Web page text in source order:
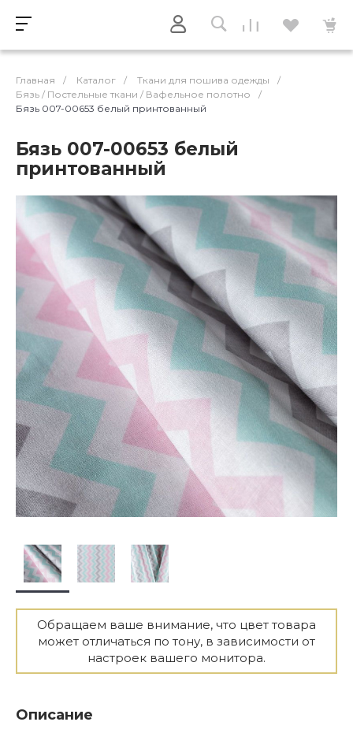
Главная / Каталог / Ткани для пошива одежды
/
Бязь / Постельные ткани / Вафельное полотно
/
Бязь 007-00653 белый принтованный
Бязь 007-00653 белый
принтованный
Обращаем ваше внимание, что цвет товара
может отличаться по тону, в зависимости от
настроек вашего монитора.
Описание